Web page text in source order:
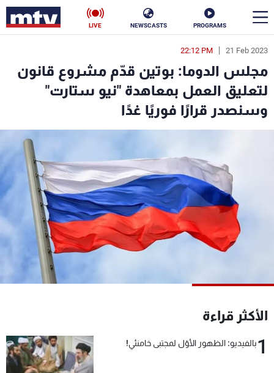
PROGRAMS
NEWSCASTS
LIVE
21 Feb 2023
22:12 PM
مجلس الدوما: بوتين قدّم مشروع قانون
لتعليق العمل بمعاهدة "نيو ستارت"
وسنصدر قرارًا فوريًا غدًا
الأكثر قراءة
1بالفيديو: الظهور الأوّل لمجتبى خامنئي!
en
الأخبار
سياسة ناس
رياضة
كأس العالم
شاهد البرامج
عن MTV
الإنـتـاج
وظائف
شروط الإسـتخدام